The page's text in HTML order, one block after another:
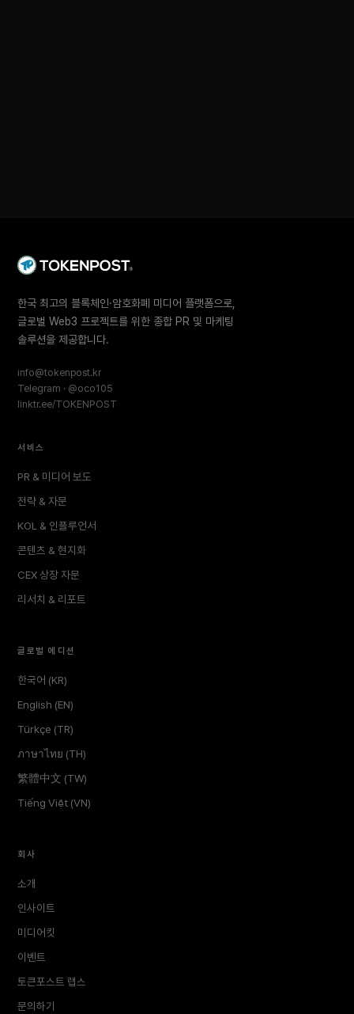
한국 최고의 블록체인·암호화폐 미디어 플랫폼으로,
글로벌 Web3 프로젝트를 위한 종합 PR 및 마케팅
솔루션을 제공합니다.
info@tokenpost.kr
Telegram · @oco105
linktr.ee/TOKENPOST
서비스
PR & 미디어 보도
전략 & 자문
KOL & 인플루언서
콘텐츠 & 현지화
CEX 상장 자문
리서치 & 리포트
글로벌 에디션
한국어 (KR)
English (EN)
Türkçe (TR)
ภาษาไทย (TH)
繁體中文 (TW)
Tiếng Việt (VN)
회사
소개
인사이트
미디어킷
이벤트
토큰포스트 랩스
문의하기